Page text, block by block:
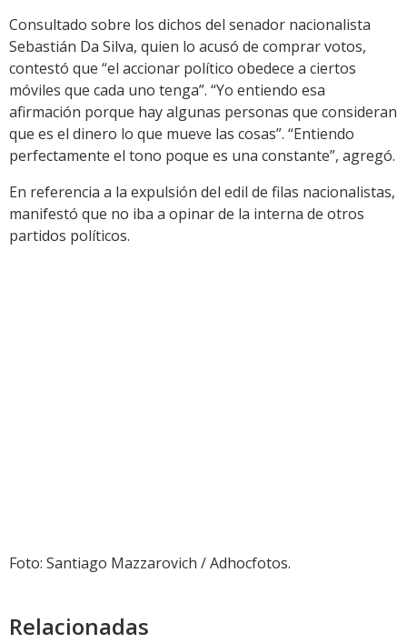
Consultado sobre los dichos del senador nacionalista
Sebastián Da Silva, quien lo acusó de comprar votos,
contestó que “el accionar político obedece a ciertos
móviles que cada uno tenga”. “Yo entiendo esa
afirmación porque hay algunas personas que consideran
que es el dinero lo que mueve las cosas”. “Entiendo
perfectamente el tono poque es una constante”, agregó.
En referencia a la expulsión del edil de filas nacionalistas,
manifestó que no iba a opinar de la interna de otros
partidos políticos.
Foto: Santiago Mazzarovich / Adhocfotos.
Relacionadas